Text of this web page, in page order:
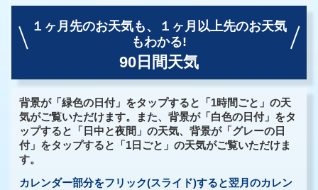
１ヶ月先のお天気も、
１ヶ月以上先のお天気
もわかる!
90日間天気
背景が「緑色の日付」をタップすると「1時間ごと」の天
気がご覧いただけます。また、背景が「白色の日付」をタ
ップすると「日中と夜間」の天気、背景が「グレーの日
付」をタップすると「1日ごと」の天気がご覧いただけま
す。
カレンダー部分をフリック(スライド)すると翌月のカレン